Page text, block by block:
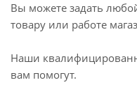
Вы можете задать
товару или работе
Наши
вам помогут.